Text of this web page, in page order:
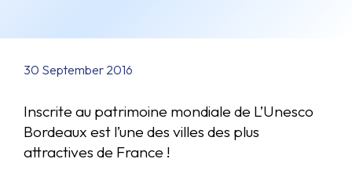
30 September 2016
Inscrite au patrimoine mondiale de L’Unesco
Bordeaux est l’une des villes des plus
attractives de France !